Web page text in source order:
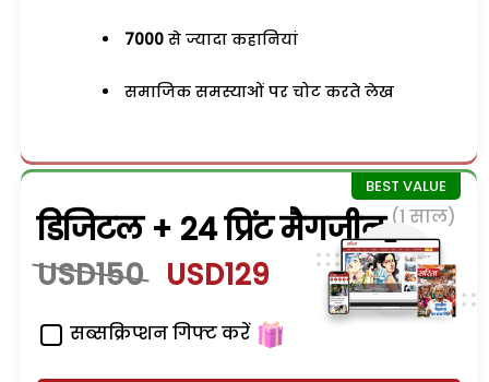
7000 से ज्यादा कहानियां
समाजिक समस्याओं पर चोट करते लेख
डिजिटल + 24 प्रिंट मैगजीन (1 साल)
USD150 USD129
सब्सक्रिप्शन गिफ्ट करें